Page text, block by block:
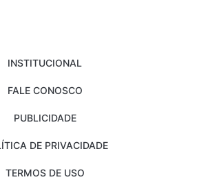
INSTITUCIONAL
FALE CONOSCO
PUBLICIDADE
DE PRIVACIDADE
TERMOS DE USO